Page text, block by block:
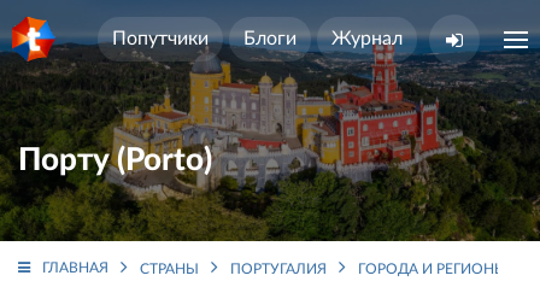
Попутчики Блоги Журнал
Порту (Porto)
ГЛАВНАЯ СТРАНЫ ПОРТУГАЛИЯ ГОРОДА И РЕГИОНЫ